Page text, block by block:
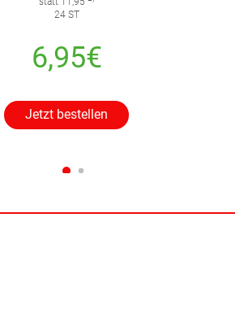
24 ST
6,95€
Jetzt bestellen